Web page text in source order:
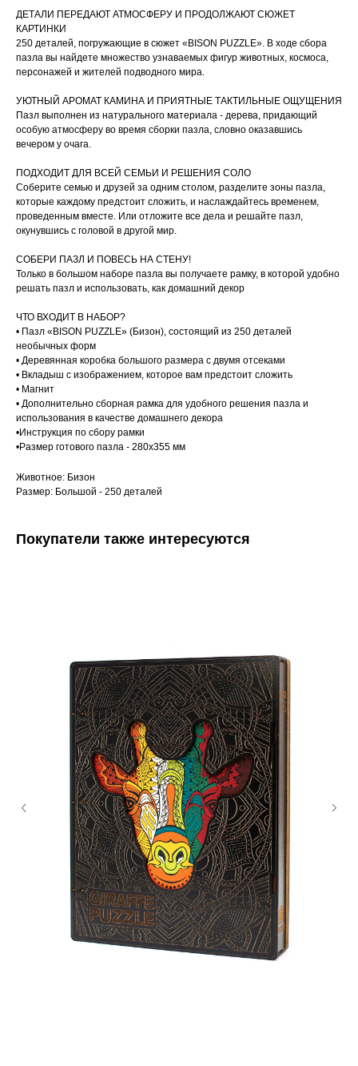
ДЕТАЛИ ПЕРЕДАЮТ АТМОСФЕРУ И ПРОДОЛЖАЮТ СЮЖЕТ
КАРТИНКИ
250 деталей, погружающие в сюжет «BISON PUZZLE». В ходе сбора
пазла вы найдете множество узнаваемых фигур животных, космоса,
персонажей и жителей подводного мира.
УЮТНЫЙ АРОМАТ КАМИНА И ПРИЯТНЫЕ ТАКТИЛЬНЫЕ ОЩУЩЕНИЯ
Пазл выполнен из натурального материала - дерева, придающий
особую атмосферу во время сборки пазла, словно оказавшись
вечером у очага.
ПОДХОДИТ ДЛЯ ВСЕЙ СЕМЬИ И РЕШЕНИЯ СОЛО
Соберите семью и друзей за одним столом, разделите зоны пазла,
которые каждому предстоит сложить, и наслаждайтесь временем,
проведенным вместе. Или отложите все дела и решайте пазл,
окунувшись с головой в другой мир.
СОБЕРИ ПАЗЛ И ПОВЕСЬ НА СТЕНУ!
Только в большом наборе пазла вы получаете рамку, в которой удобно
решать пазл и использовать, как домашний декор
ЧТО ВХОДИТ В НАБОР?
• Пазл «BISON PUZZLE» (Бизон), состоящий из 250 деталей
необычных форм
• Деревянная коробка большого размера с двумя отсеками
• Вкладыш с изображением, которое вам предстоит сложить
• Магнит
• Дополнительно сборная рамка для удобного решения пазла и
использования в качестве домашнего декора
•Инструкция по сбору рамки
•Размер готового пазла - 280х355 мм
Животное: Бизон
Размер: Большой - 250 деталей
Покупатели также интересуются